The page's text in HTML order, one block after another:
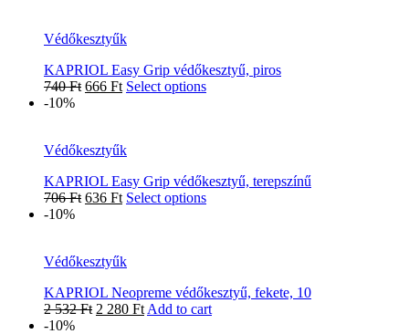
Védőkesztyűk
KAPRIOL Easy Grip védőkesztyű, piros
740Ft 666 Ft Select options
-10%
Védőkesztyűk
KAPRIOL Easy Grip védőkesztyű, terepszínű
706Ft 636 Ft Select options
-10%
Védőkesztyűk
KAPRIOL Neopreme védőkesztyű, fekete, 10
2 532Ft 2 280 Ft Add to cart
-10%